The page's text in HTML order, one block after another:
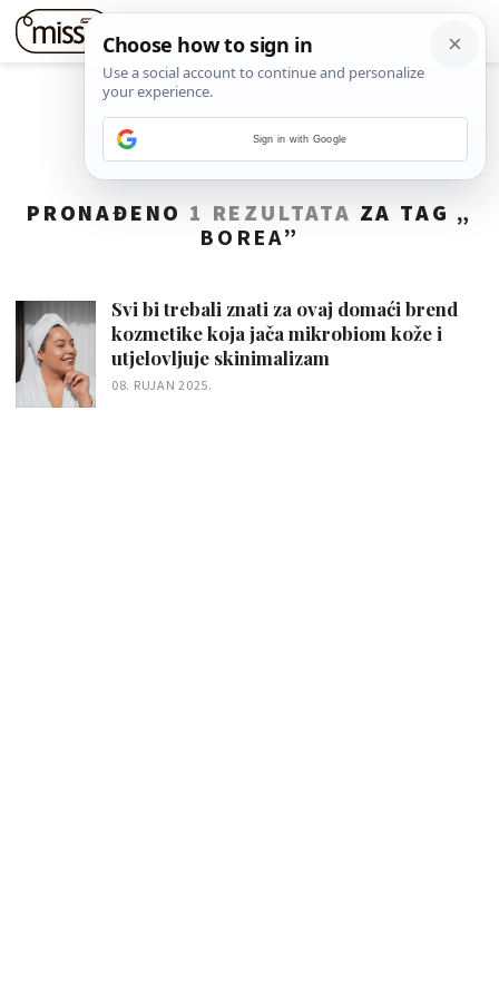
PRONAĐENO 1 REZULTATA ZA TAG „
BOREA”
Svi bi trebali znati za ovaj domaći brend
kozmetike koja jača mikrobiom kože i
utjelovljuje skinimalizam
08. RUJAN 2025.
Sign in with Google